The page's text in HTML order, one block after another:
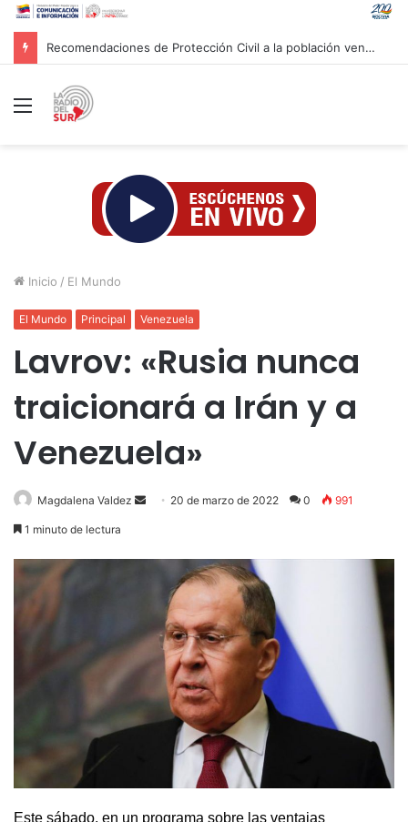
Recomendaciones de Protección Civil a la población venezolana ante fenómeno climatológico «El Niño»
Menú
Inicio / El Mundo
El Mundo Principal Venezuela
Lavrov: «Rusia nunca
traicionará a Irán y a
Venezuela»
Magdalena Valdez
Send 20 de marzo de 2022 0 991
1 minuto de lectura
Este sábado, en un programa sobre las ventajas